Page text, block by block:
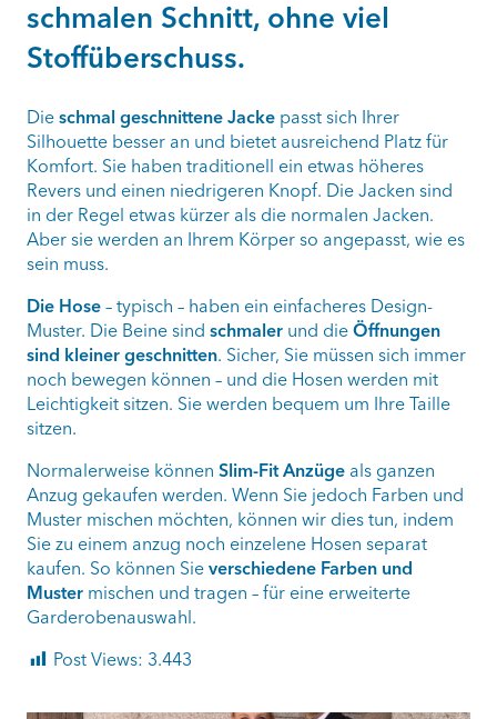
schmalen Schnitt, ohne viel
Stoffüberschuss.
Die schmal geschnittene Jacke passt sich Ihrer
Silhouette besser an und bietet ausreichend Platz für
Komfort. Sie haben traditionell ein etwas höheres
Revers und einen niedrigeren Knopf. Die Jacken sind
in der Regel etwas kürzer als die normalen Jacken.
Aber sie werden an Ihrem Körper so angepasst, wie es
sein muss.
Die Hose – typisch – haben ein einfacheres Design-
Muster. Die Beine sind schmaler und die Öffnungen
sind kleiner geschnitten. Sicher, Sie müssen sich immer
noch bewegen können – und die Hosen werden mit
Leichtigkeit sitzen. Sie werden bequem um Ihre Taille
sitzen.
Normalerweise können Slim-Fit Anzüge als ganzen
Anzug gekaufen werden. Wenn Sie jedoch Farben und
Muster mischen möchten, können wir dies tun, indem
Sie zu einem anzug noch einzelene Hosen separat
kaufen. So können Sie verschiedene Farben und
Muster mischen und tragen – für eine erweiterte
Garderobenauswahl.
Post Views: 3.443